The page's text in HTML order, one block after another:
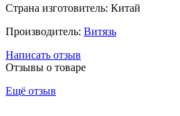
Страна изготовитель: Китай
Производитель: Витязь
Написать отзыв
Отзывы о товаре
Ещё отзыв